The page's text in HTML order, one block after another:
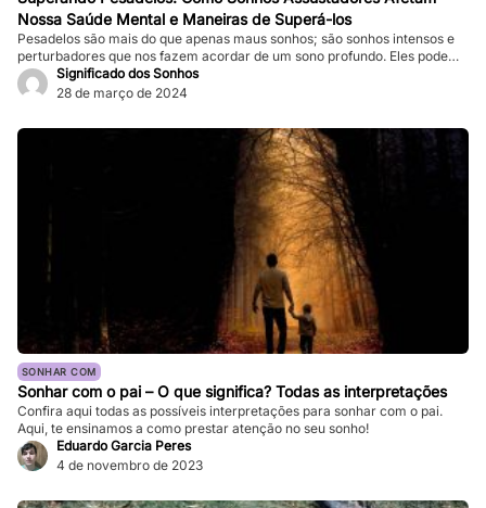
Nossa Saúde Mental e Maneiras de Superá-los
Pesadelos são mais do que apenas maus sonhos; são sonhos intensos e
perturbadores que nos fazem acordar de um sono profundo. Eles podem
ser tão vívidos e assustadores que fazem nosso coração bater forte, e a
sensação de medo persiste mesmo depois de acordarmos. Enquanto
impactar significativamente nossa […]
Significado dos Sonhos
28 de março de 2024
SONHAR COM
Sonhar com o pai – O que significa? Todas as interpretações
Confira aqui todas as possíveis interpretações para sonhar com o pai.
Aqui, te ensinamos a como prestar atenção no seu sonho!
Eduardo Garcia Peres
4 de novembro de 2023